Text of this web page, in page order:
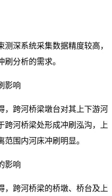
深系统采集数据精度较高，
分析的需求。
影响
，跨河桥梁墩台对其上下游河
跨河桥梁处形成冲刷泓沟，上
围内河床冲刷明显。
影响
，跨河桥梁的桥墩、桥台及上